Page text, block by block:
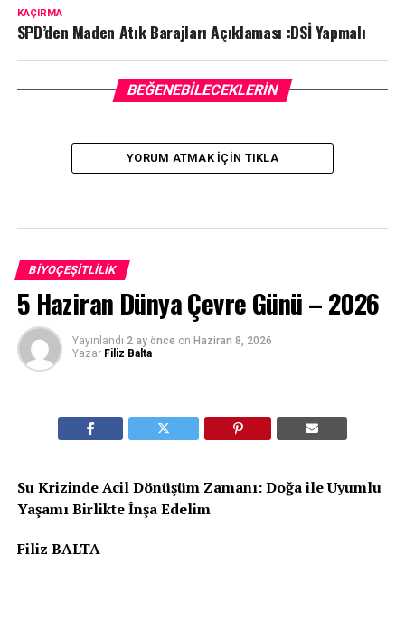
KAÇIRMA
SPD’den Maden Atık Barajları Açıklaması :DSİ Yapmalı
BEĞENEBILECEKLERIN
YORUM ATMAK IÇIN TIKLA
BIYOÇEŞITLILIK
5 Haziran Dünya Çevre Günü – 2026
Yayınlandı 2 ay önce on Haziran 8, 2026
Yazar Filiz Balta
Su Krizinde Acil Dönüşüm Zamanı: Doğa ile Uyumlu
Yaşamı Birlikte İnşa Edelim
Filiz BALTA